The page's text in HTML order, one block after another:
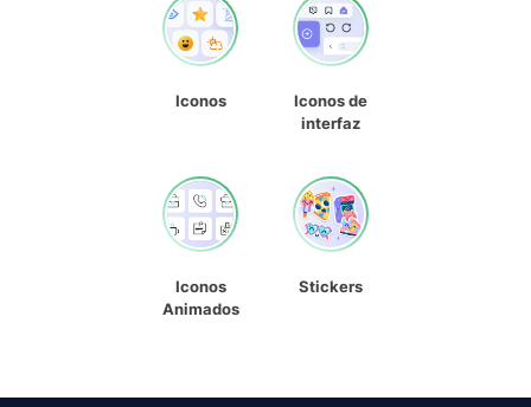
Iconos
Iconos de
interfaz
Iconos
Animados
Stickers